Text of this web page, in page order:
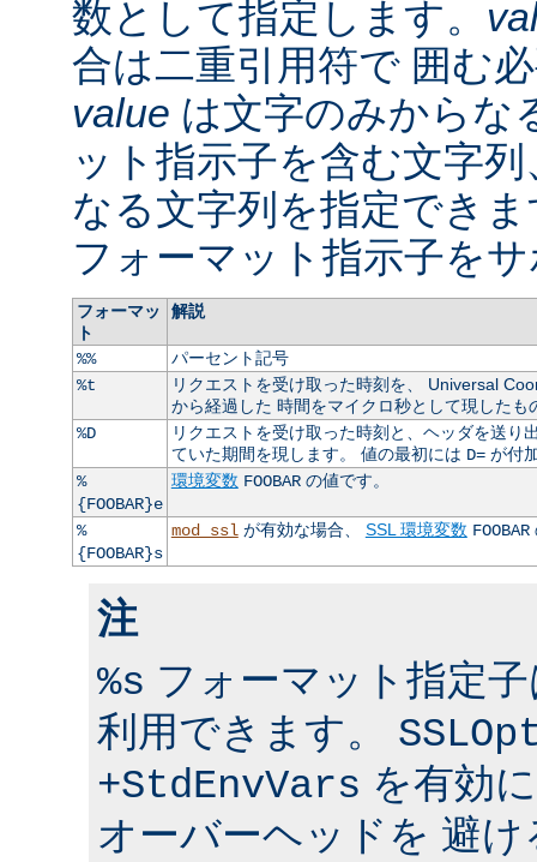
数として指定します。
合は二重引用符で 囲む
value は文字のみからな
ット指示子を含む文字
なる文字列を指定でき
フォーマット指示子を
フォーマッ
ト
解説
%%
パーセント記号
%t
リクエストを受け取った時刻を、 Universal
から経過した 時間をマイクロ秒として現した
%D
リクエストを受け取った時刻と、ヘッダを送
ていた期間を現します。 値の最初には D=が付
%
{FOOBAR}e
環境変数 FOOBARの値です。
%
{FOOBAR}s
mod_ssl が有効な場合、 SSL 環境変数 FOOBAR
注
%s フォーマット指定
利用できます。
+StdEnvVars を有効
オーバーヘッドを 避け